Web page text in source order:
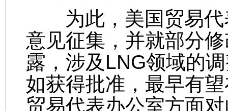
为此，美国贸易代
意见征集，并就部分
露，涉及LNG领域的
如获得批准，最早有
贸易代表办公室方面